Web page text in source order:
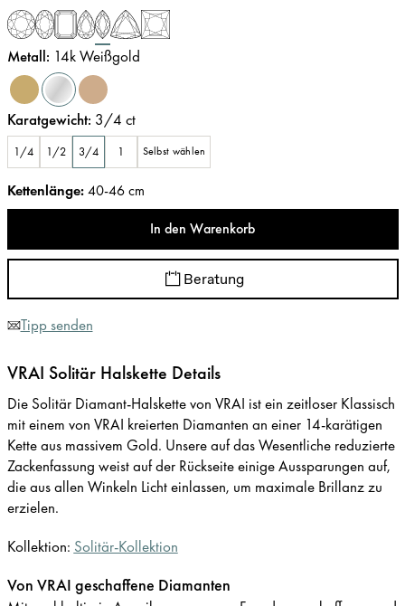
Metall: 14k Weißgold
Karatgewicht: 3/4 ct
1/4 1/2 3/4 1 Selbst wählen
Kettenlänge:40-46 cm
In den Warenkorb
Beratung
Tipp senden
VRAI Solitär Halskette Details
Die Solitär Diamant-Halskette von VRAI ist ein zeitloser Klassisch
mit einem von VRAI kreierten Diamanten an einer 14-karätigen
Kette aus massivem Gold. Unsere auf das Wesentliche reduzierte
Zackenfassung weist auf der Rückseite einige Aussparungen auf,
die aus allen Winkeln Licht einlassen, um maximale Brillanz zu
erzielen.
Kollektion: Solitär-Kollektion
Von VRAI geschaffene Diamanten